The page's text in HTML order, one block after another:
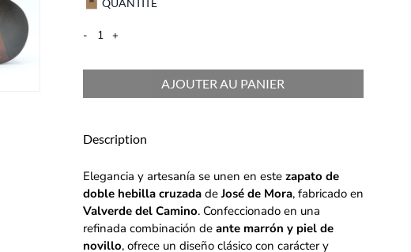
QUANTITÉ
- +
AJOUTER AU PANIER
Description
Elegancia y artesanía se unen en este zapato de
doble hebilla cruzadade José de Mora, fabricado en
Valverde del Camino. Confeccionado en una
refinada combinación de ante marrón y piel de
novillo, ofrece un diseño clásico con carácter y